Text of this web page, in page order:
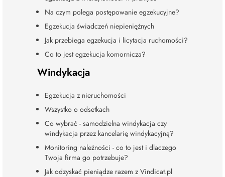
Na czym polega postępowanie egzekucyjne?
Egzekucja świadczeń niepieniężnych
Jak przebiega egzekucja i licytacja ruchomości?
Co to jest egzekucja komornicza?
Windykacja
Egzekucja z nieruchomości
Wszystko o odsetkach
Co wybrać - samodzielna windykacja czy
windykacja przez kancelarię windykacyjną?
Monitoring należności - co to jest i dlaczego
Twoja firma go potrzebuje?
Jak odzyskać pieniądze razem z Vindicat.pl